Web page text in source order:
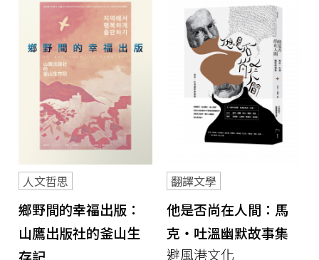
人文哲思
鄉野間的幸福出版：
山鷹出版社的釜山生
存記
翻譯文學
他是否尚在人間：馬
克‧吐溫幽默故事集
避風港文化